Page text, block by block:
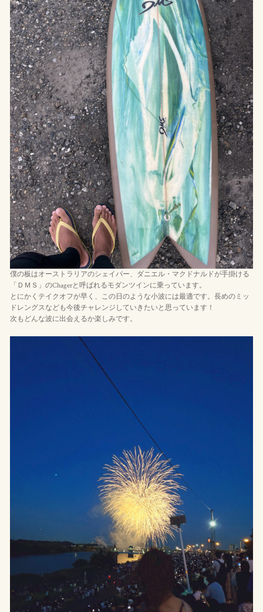
僕の板はオーストラリアのシェイパー、ダニエル・マクドナルドが手掛ける
「ＤＭＳ」のChagerと呼ばれるモダンツインに乗っています。
とにかくテイクオフが早く、この日のような小波には最適です。長めのミッ
ドレングスなども今後チャレンジしていきたいと思っています！
次もどんな波に出会えるか楽しみです。